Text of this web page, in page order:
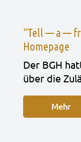
“Tell — a —
Homepage
Der BGH
über die
Mehr